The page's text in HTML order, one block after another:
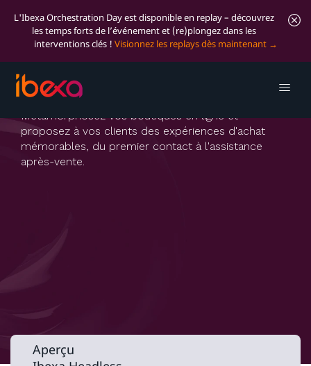
L'Ibexa Orchestration Day est disponible en replay – découvrez
les temps forts de l’événement et (re)plongez dans les
interventions clés ! Visionnez les replays dès maintenant
Ibexa Commerce
Métamorphosez vos boutiques en ligne et
proposez à vos clients des expériences d'achat
mémorables, du premier contact à l'assistance
après-vente.
Aperçu